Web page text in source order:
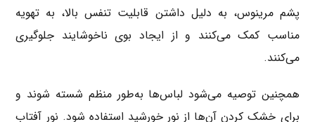
پشم مرینوس، به دلیل داشتن قابلیت تنفس بالا، به تهویه
مناسب کمک می‌کنند و از ایجاد بوی ناخوشایند جلوگیری
می‌کنند.
همچنین توصیه می‌شود لباس‌ها به‌طور منظم شسته شوند و
برای خشک کردن آن‌ها از نور خورشید استفاده شود. نور آفتاب